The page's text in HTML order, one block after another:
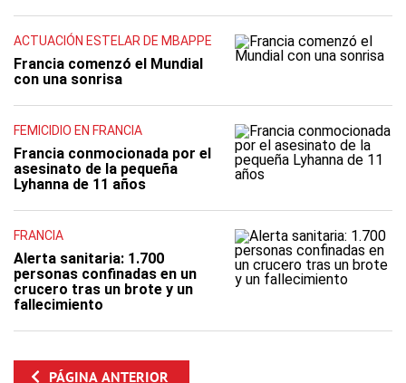
ACTUACIÓN ESTELAR DE MBAPPE
Francia comenzó el Mundial
con una sonrisa
FEMICIDIO EN FRANCIA
Francia conmocionada por el
asesinato de la pequeña
Lyhanna de 11 años
FRANCIA
Alerta sanitaria: 1.700
personas confinadas en un
crucero tras un brote y un
fallecimiento
PÁGINA ANTERIOR